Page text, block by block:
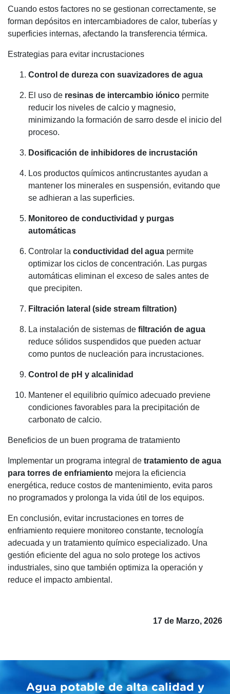
Cuando estos factores no se gestionan correctamente, se
forman depósitos en intercambiadores de calor, tuberías y
superficies internas, afectando la transferencia térmica.
Estrategias para evitar incrustaciones
Control de dureza con suavizadores de agua
El uso de resinas de intercambio iónico permite
reducir los niveles de calcio y magnesio,
minimizando la formación de sarro desde el inicio del
proceso.
Dosificación de inhibidores de incrustación
Los productos químicos antincrustantes ayudan a
mantener los minerales en suspensión, evitando que
se adhieran a las superficies.
Monitoreo de conductividad y purgas
automáticas
Controlar la conductividad del agua permite
optimizar los ciclos de concentración. Las purgas
automáticas eliminan el exceso de sales antes de
que precipiten.
Filtración lateral (side stream filtration)
La instalación de sistemas de filtración de agua
reduce sólidos suspendidos que pueden actuar
como puntos de nucleación para incrustaciones.
Control de pH y alcalinidad
Mantener el equilibrio químico adecuado previene
condiciones favorables para la precipitación de
carbonato de calcio.
Beneficios de un buen programa de tratamiento
Implementar un programa integral de tratamiento de agua
para torres de enfriamiento mejora la eficiencia
energética, reduce costos de mantenimiento, evita paros
no programados y prolonga la vida útil de los equipos.
En conclusión, evitar incrustaciones en torres de
enfriamiento requiere monitoreo constante, tecnología
adecuada y un tratamiento químico especializado. Una
gestión eficiente del agua no solo protege los activos
industriales, sino que también optimiza la operación y
reduce el impacto ambiental.
17 de Marzo, 2026
Agua potable de alta calidad y